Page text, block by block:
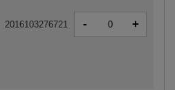
2016103276721 - +